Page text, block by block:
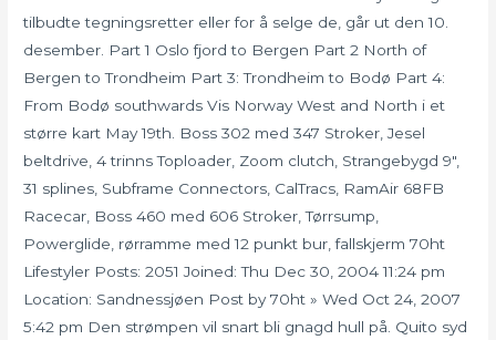
tilbudte tegningsretter eller for å selge de, går ut den 10.
desember. Part 1 Oslo fjord to Bergen Part 2 North of
Bergen to Trondheim Part 3: Trondheim to Bodø Part 4:
From Bodø southwards Vis Norway West and North i et
større kart May 19th. Boss 302 med 347 Stroker, Jesel
beltdrive, 4 trinns Toploader, Zoom clutch, Strangebygd 9″,
31 splines, Subframe Connectors, CalTracs, RamAir 68FB
Racecar, Boss 460 med 606 Stroker, Tørrsump,
Powerglide, rørramme med 12 punkt bur, fallskjerm 70ht
Lifestyler Posts: 2051 Joined: Thu Dec 30, 2004 11:24 pm
Location: Sandnessjøen Post by 70ht » Wed Oct 24, 2007
5:42 pm Den strømpen vil snart bli gnagd hull på. Quito syd